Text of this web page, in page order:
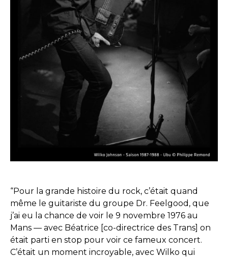
“Pour la grande histoire du rock, c’était quand
même le guitariste du groupe Dr. Feelgood, que
j’ai eu la chance de voir le 9 novembre 1976 au
Mans — avec Béatrice [co-directrice des Trans] on
était parti en stop pour voir ce fameux concert.
C’était un moment incroyable, avec Wilko qui